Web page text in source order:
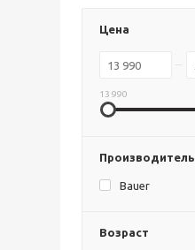
Цена
13 990
Производитель
Bauer
Возраст